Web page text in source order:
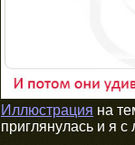
Иллюстрация на
приглянулась и я